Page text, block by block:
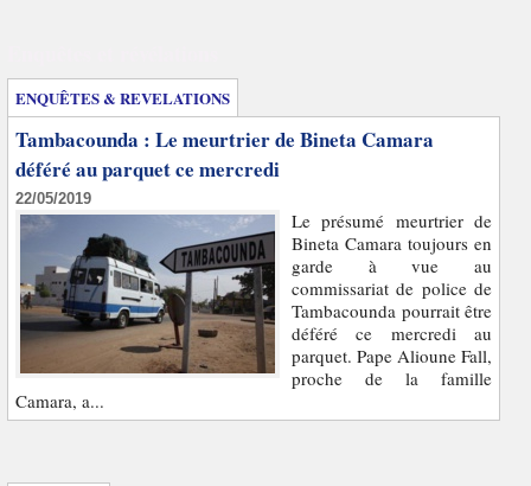
ENQUÊTES & REVELATIONS
Tambacounda : Le meurtrier de Bineta Camara
déféré au parquet ce mercredi
22/05/2019
Le présumé meurtrier de
Bineta Camara toujours en
garde à vue au
commissariat de police de
Tambacounda pourrait être
déféré ce mercredi au
parquet. Pape Alioune Fall,
proche de la famille
Camara, a...